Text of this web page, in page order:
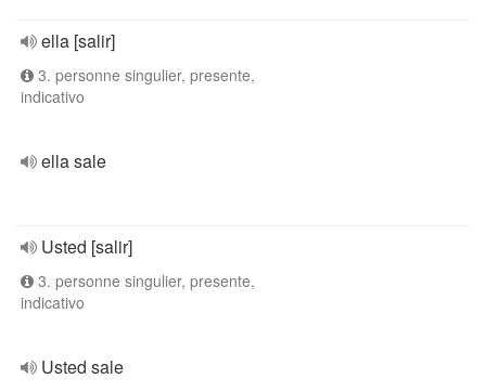
ella [salir]
3. personne singulier, presente,
indicativo
ella sale
Usted [salir]
3. personne singulier, presente,
indicativo
Usted sale